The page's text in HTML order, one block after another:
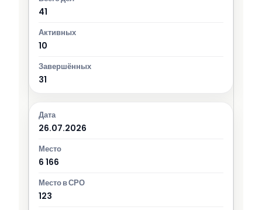
41
10
31
26.07.2026
6 166
123